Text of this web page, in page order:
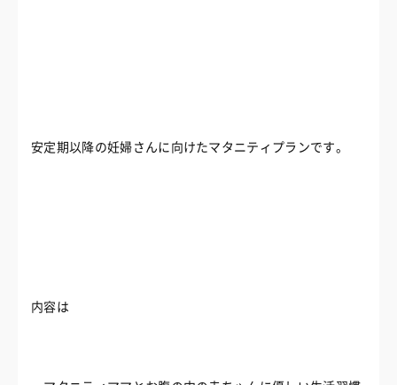
安定期以降の妊婦さんに向けたマタニティプランです。
内容は